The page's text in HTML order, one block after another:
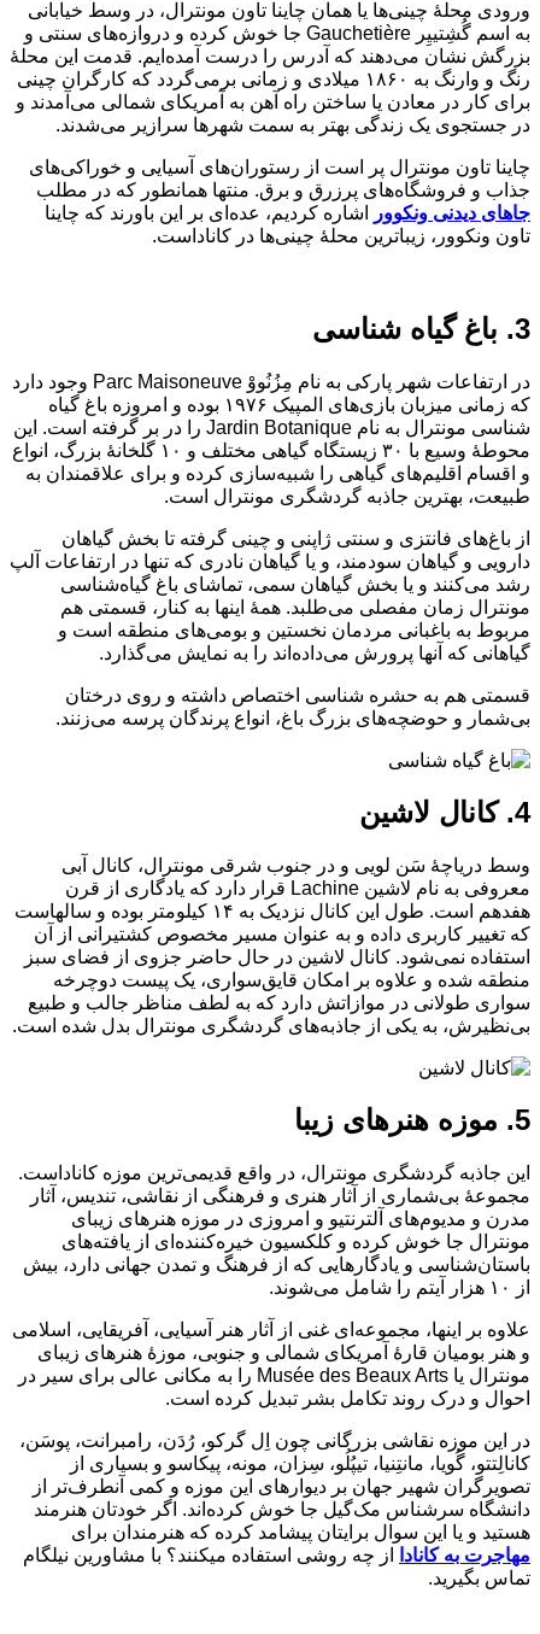
ورودی محلهٔ چینی‌ها یا همان چاینا تاون مونترال، در وسط خیابانی
به اسم گُشِتییِر Gauchetière جا خوش کرده و دروازه‌های سنتی و
بزرگش نشان می‌دهند که آدرس را درست آمده‌ایم. قدمت این محلهٔ
رنگ و وارنگ به ۱۸۶۰ میلادی و زمانی برمی‌گردد که کارگران چینی
برای کار در معادن یا ساختن راه آهن به آمریکای شمالی می‌آمدند و
در جستجوی یک زندگی بهتر به سمت شهرها سرازیر می‌شدند.
چاینا تاون مونترال پر است از رستوران‌های آسیایی و خوراکی‌های
جذاب و فروشگاه‌های پرزرق و برق. منتها همانطور که در مطلب
جاهای دیدنی ونکوور
اشاره کردیم، عده‌ای بر این باورند که چاینا
تاون ونکوور، زیباترین محلهٔ چینی‌ها در کاناداست.
3. باغ گیاه شناسی
در ارتفاعات شهر پارکی به نام مِزُنُووْ Parc Maisoneuve وجود دارد
که زمانی میزبان بازی‌های المپیک ۱۹۷۶ بوده و امروزه باغ گیاه
شناسی مونترال به نام Jardin Botanique را در بر گرفته است. این
محوطهٔ وسیع با ۳۰ زیستگاه گیاهی مختلف و ۱۰ گلخانهٔ بزرگ، انواع
و اقسام اقلیم‌های گیاهی را شبیه‌سازی کرده و برای علاقمندان به
طبیعت، بهترین جاذبه گردشگری مونترال است.
از باغ‌های فانتزی و سنتی ژاپنی و چینی گرفته تا بخش گیاهان
دارویی و گیاهان سودمند، و یا گیاهان نادری که تنها در ارتفاعات آلپ
رشد می‌کنند و یا بخش گیاهان سمی، تماشای باغ گیاه‌شناسی
مونترال زمان مفصلی می‌طلبد. همهٔ اینها به کنار، قسمتی هم
مربوط به باغبانی مردمان نخستین و بومی‌های منطقه است و
گیاهانی که آنها پرورش می‌داده‌اند را به نمایش می‌گذارد.
قسمتی هم به حشره شناسی اختصاص داشته و روی درختان
بی‌شمار و حوضچه‌های بزرگ باغ، انواع پرندگان پرسه می‌زنند.
4. کانال لاشین
وسط دریاچهٔ سَن لویی و در جنوب شرقی مونترال، کانال آبی
معروفی به نام لاشین Lachine قرار دارد که یادگاری از قرن
هفدهم است. طول این کانال نزدیک به ۱۴ کیلومتر بوده و سالهاست
که تغییر کاربری داده و به عنوان مسیر مخصوص کشتیرانی از آن
استفاده نمی‌شود. کانال لاشین در حال حاضر جزوی از فضای سبز
منطقه شده و علاوه بر امکان قایق‌سواری، یک پیست دوچرخه
سواری طولانی در موازاتش دارد که به لطف مناظر جالب و طبیع
بی‌نظیرش، به یکی از جاذبه‌های گردشگری مونترال بدل شده است.
5. موزه هنرهای زیبا
این جاذبه گردشگری مونترال، در واقع قدیمی‌ترین موزه کاناداست.
مجموعه‌ٔ بی‌شماری از آثار هنری و فرهنگی از نقاشی، تندیس، آثار
مدرن و مدیوم‌های آلترنتیو و امروزی در موزه هنرهای زیبای
مونترال جا خوش کرده و کلکسیون‌ خیره‌کننده‌ای از یافته‌های
باستان‌شناسی و یادگارهایی که از فرهنگ و تمدن جهانی دارد، بیش
از ۱۰ هزار آیتم را شامل می‌شوند.
علاوه بر اینها، مجموعه‌ای غنی از آثار هنر آسیایی، آفریقایی، اسلامی
و هنر بومیان قارهٔ آمریکای شمالی و جنوبی، موزهٔ هنرهای زیبای
مونترال یا Musée des Beaux Arts را به مکانی عالی برای سیر در
احوال و درک روند تکامل بشر تبدیل کرده است.
در این موزه نقاشی‌ بزرگانی چون اِل گرکو، رُدَن، رامبرانت، پوسَن،
کانالِتتو، گُویا، مانتِنیا، تیپُلُو، سِزان، مونه، پیکاسو و بسیاری از
تصویرگران شهیر جهان بر دیوارهای این موزه و کمی آنطرف‌تر از
دانشگاه سرشناس مک‌گیل جا خوش کرده‌اند. اگر خودتان هنرمند
هستید و یا این سوال برایتان پیشامد کرده که هنرمندان برای
مهاجرت به کانادا
از چه روشی استفاده میکنند؟ با مشاورین نیلگام
تماس بگیرید.